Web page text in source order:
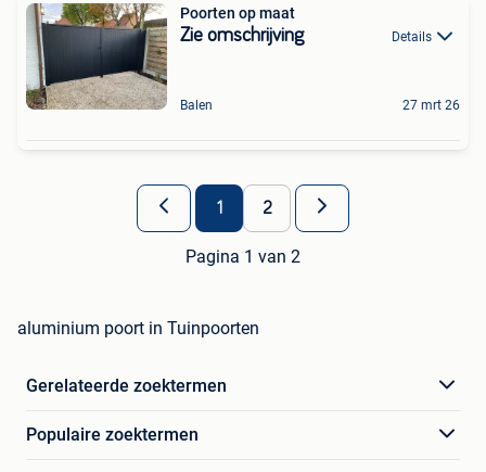
Poorten op maat
Zie omschrijving Details
Balen 27 mrt 26
1 2
Pagina 1 van 2
aluminium poort in Tuinpoorten
Gerelateerde zoektermen
Populaire zoektermen